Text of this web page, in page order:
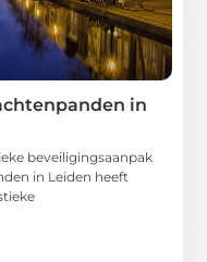
in
beveiligingsaanpak
in Leiden heeft